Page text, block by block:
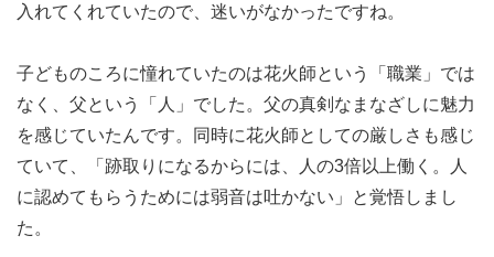
入れてくれていたので、迷いがなかったですね。
子どものころに憧れていたのは花火師という「職業」では
なく、父という「人」でした。父の真剣なまなざしに魅力
を感じていたんです。同時に花火師としての厳しさも感じ
ていて、「跡取りになるからには、人の3倍以上働く。人
に認めてもらうためには弱音は吐かない」と覚悟しまし
た。